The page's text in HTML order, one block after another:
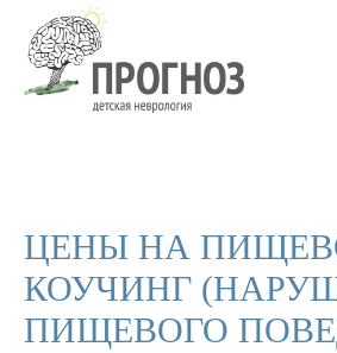
ЦЕНЫ НА
КОУЧИНГ
ПИЩЕВОГО